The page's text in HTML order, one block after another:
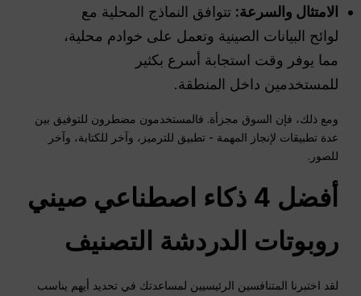
الامتثال والسرعة: تتوافق النماذج المحلية مع
لوائح البيانات الصينية وتعمل على خوادم محلية،
مما يوفر وقت استجابة أسرع بكثير
للمستخدمين داخل المنطقة.
ومع ذلك، فإن السوق مجزأة. فالمستخدمون مضطرون للتوفيق بين
عدة تطبيقات لإنجاز المهمة - تطبيق للترميز، وآخر للكتابة، وآخر
للصور.
أفضل 4 ذكاء اصطناعي صيني
روبوتات الدردشة التصنيف
لقد اختبرنا المتنافسين الرئيسيين لمساعدتك في تحديد أيهم يناسب